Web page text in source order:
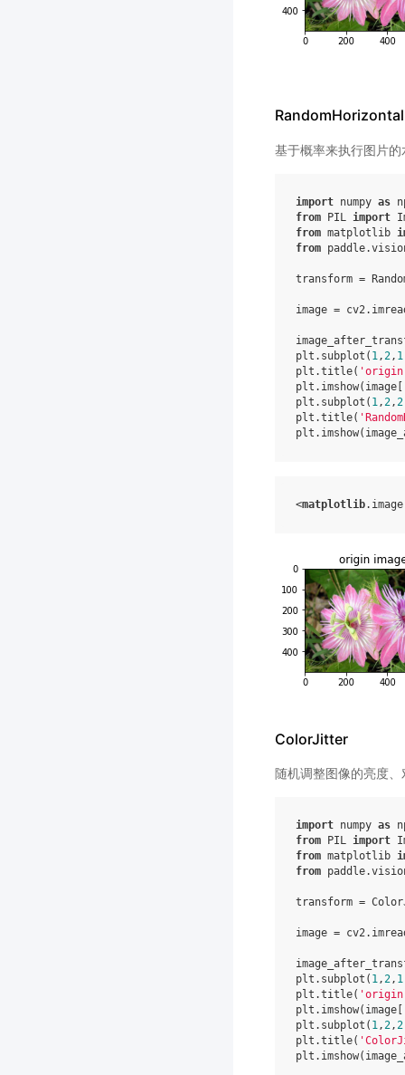
基于概率来执行图片
import numpy as
from PIL import
from matplotlib
from
transform =
image = cv2 .
plt . subplot ( 1 , 2 , 1
plt .title( 'origin
plt . imshow( image
plt . subplot ( 1 , 2 , 2
plt .title(
plt . imshow(
<matplotlib. image
ColorJitter
随机调整图像的亮度
import numpy as
from PIL import
from matplotlib
from
transform =
image = cv2 .
plt . subplot ( 1 , 2 , 1
plt .title( 'origin
plt . imshow( image
plt . subplot ( 1 , 2 , 2
plt .title(
plt . imshow(